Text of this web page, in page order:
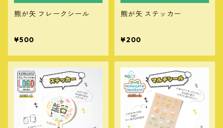
熊が矢 フレークシール
¥500
熊が矢 ステッカー
¥200